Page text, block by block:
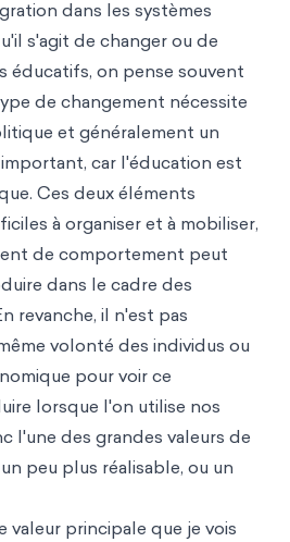
dans les systèmes
s'agit de changer ou de
éducatifs, on pense souvent
de changement nécessite
et généralement un
car l'éducation est
Ces deux éléments
à organiser et à mobiliser,
de comportement peut
dans le cadre des
revanche, il n'est pas
volonté des individus ou
pour voir ce
lorsque l'on utilise nos
l'une des grandes valeurs de
peu plus réalisable, ou un
valeur principale que je vois